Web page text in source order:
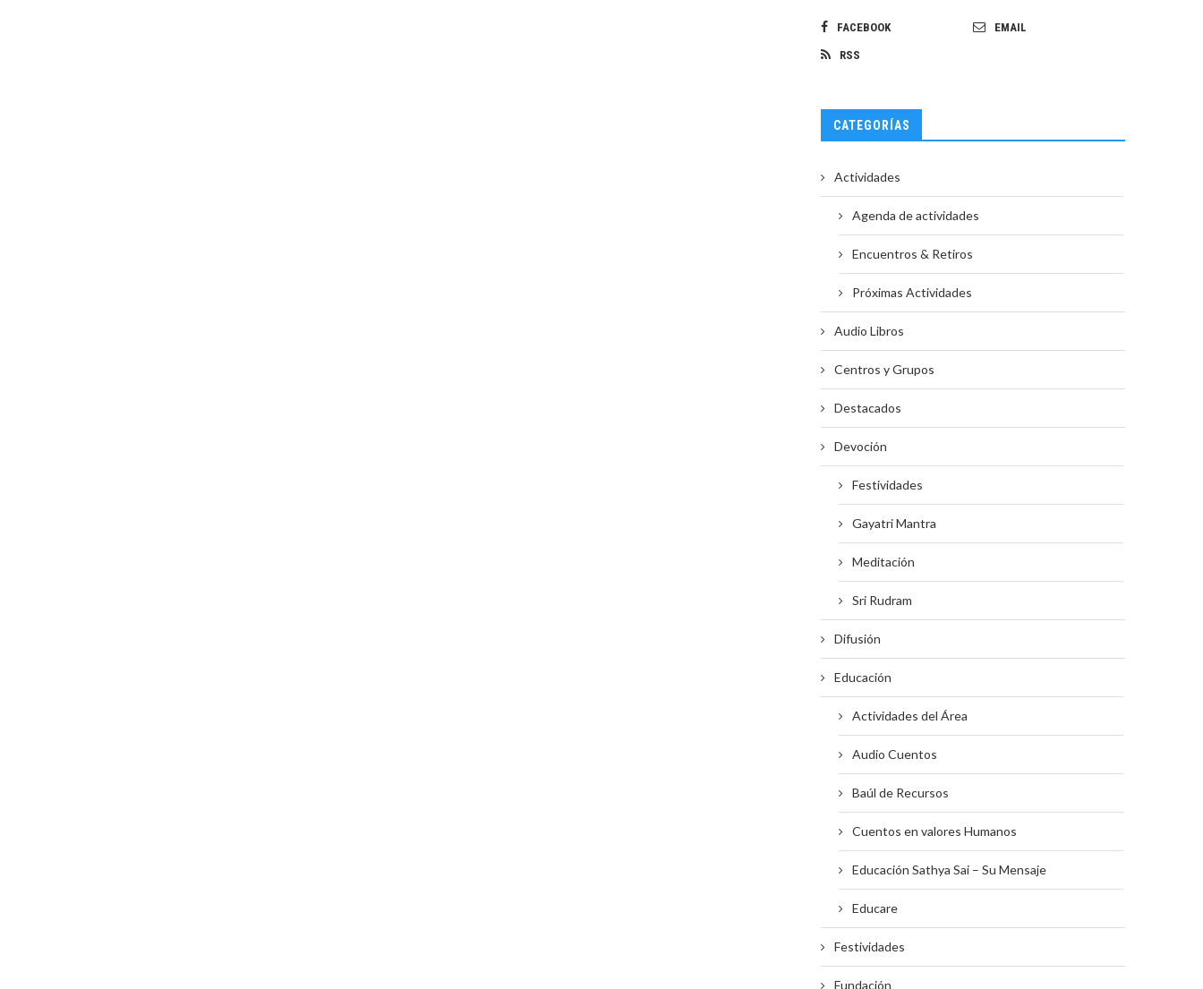
FACEBOOK EMAIL
RSS
CATEGORÍAS
Actividades
Agenda de actividades
Encuentros & Retiros
Próximas Actividades
Audio Libros
Centros y Grupos
Destacados
Devoción
Festividades
Gayatri Mantra
Meditación
Sri Rudram
Difusión
Educación
Actividades del Área
Audio Cuentos
Baúl de Recursos
Cuentos en valores Humanos
Educación Sathya Sai – Su Mensaje
Educare
Festividades
Fundación